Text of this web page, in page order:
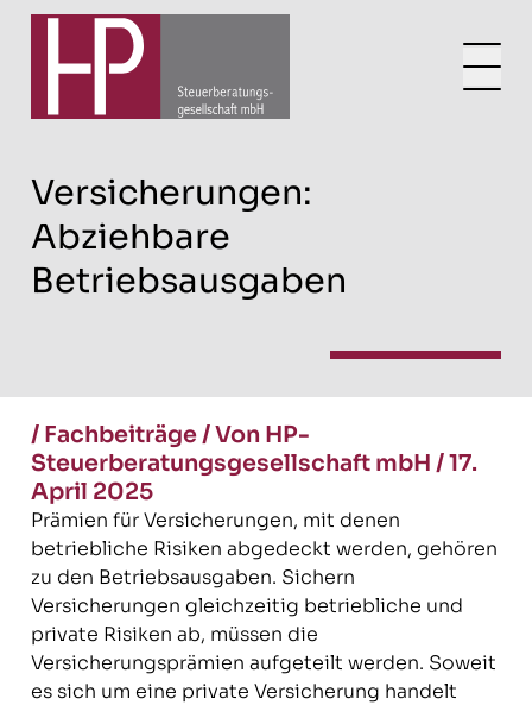
Versicherungen:
Abziehbare
Betriebsausgaben
/ Fachbeiträge/Von HP-
Steuerberatungsgesellschaft mbH /17.
April 2025
Prämien für Versicherungen, mit denen
betriebliche Risiken abgedeckt werden, gehören
zu den Betriebsausgaben. Sichern
Versicherungen gleichzeitig betriebliche und
private Risiken ab, müssen die
Versicherungsprämien aufgeteilt werden. Soweit
es sich um eine private Versicherung handelt